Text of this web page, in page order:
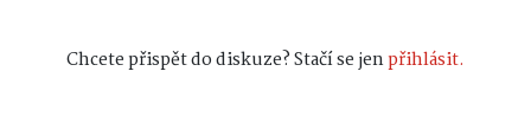
Chcete přispět do diskuze? Stačí se jenpřihlásit.